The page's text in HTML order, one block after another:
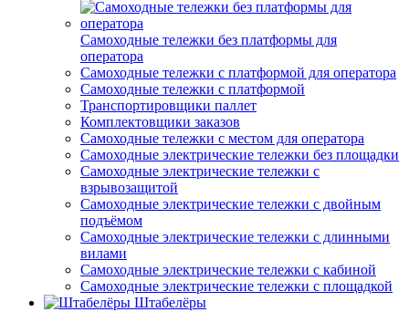
Самоходные тележки без платформы для
оператора
Самоходные тележки с платформой для оператора
Самоходные тележки с платформой
Транспортировщики паллет
Комплектовщики заказов
Самоходные тележки с местом для оператора
Самоходные электрические тележки без площадки
Самоходные электрические тележки с
взрывозащитой
Самоходные электрические тележки с двойным
подъёмом
Самоходные электрические тележки с длинными
вилами
Самоходные электрические тележки с кабиной
Самоходные электрические тележки с площадкой
Штабелёры